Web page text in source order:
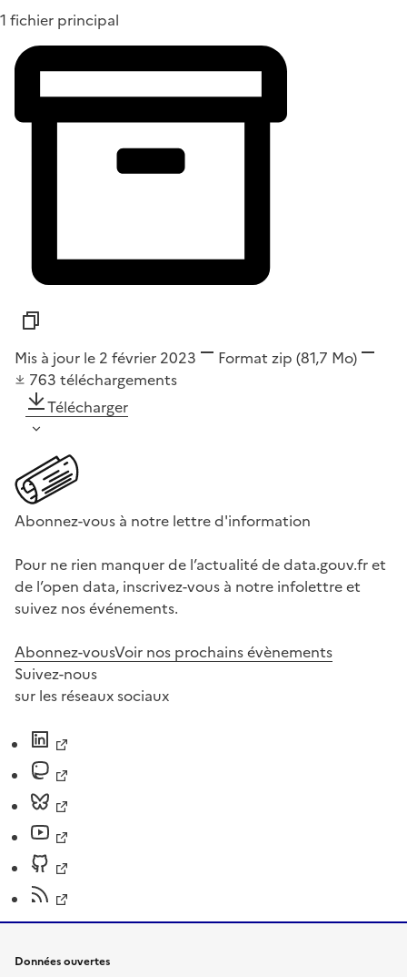
1 fichier principal
Mis à jour le 2 février 2023 Format zip (81,7 Mo)
763 téléchargements
Télécharger
Abonnez-vous à notre lettre d'information
Pour ne rien manquer de l’actualité de data.gouv.fr et
de l’open data, inscrivez-vous à notre infolettre et
suivez nos événements.
Abonnez-vousVoir nos prochains évènements
Suivez-nous
sur les réseaux sociaux
Données ouvertes